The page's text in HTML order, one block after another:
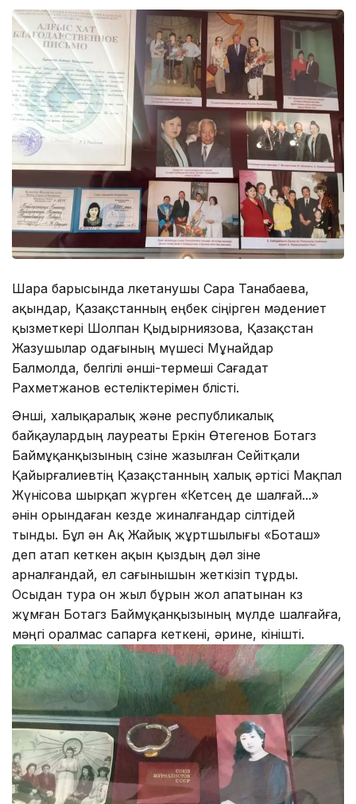
Шара барысында өлкетанушы Сара Танабаева,
ақындар, Қазақстанның еңбек сіңірген мәдениет
қызметкері Шолпан Қыдырниязова, Қазақстан
Жазушылар одағының мүшесі Мұнайдар
Балмолда, белгілі әнші-термеші Сағадат
Рахметжанов естеліктерімен бөлісті.
Әнші, халықаралық және республикалық
байқаулардың лауреаты Еркін Өтегенов Ботагөз
Баймұқанқызының сөзіне жазылған Сейітқали
Қайырғалиевтің Қазақстанның халық әртісі Мақпал
Жүнісова шырқап жүрген «Кетсең де шалғай...»
әнін орындаған кезде жиналғандар сілтідей
тынды. Бұл ән Ақ Жайық жұртшылығы «Боташ»
деп атап кеткен ақын қыздың дәл өзіне
арналғандай, ел сағынышын жеткізіп тұрды.
Осыдан тура он жыл бұрын жол апатынан көз
жұмған Ботагөз Баймұқанқызының мүлде шалғайға,
мәңгі оралмас сапарға кеткені, әрине, өкінішті.